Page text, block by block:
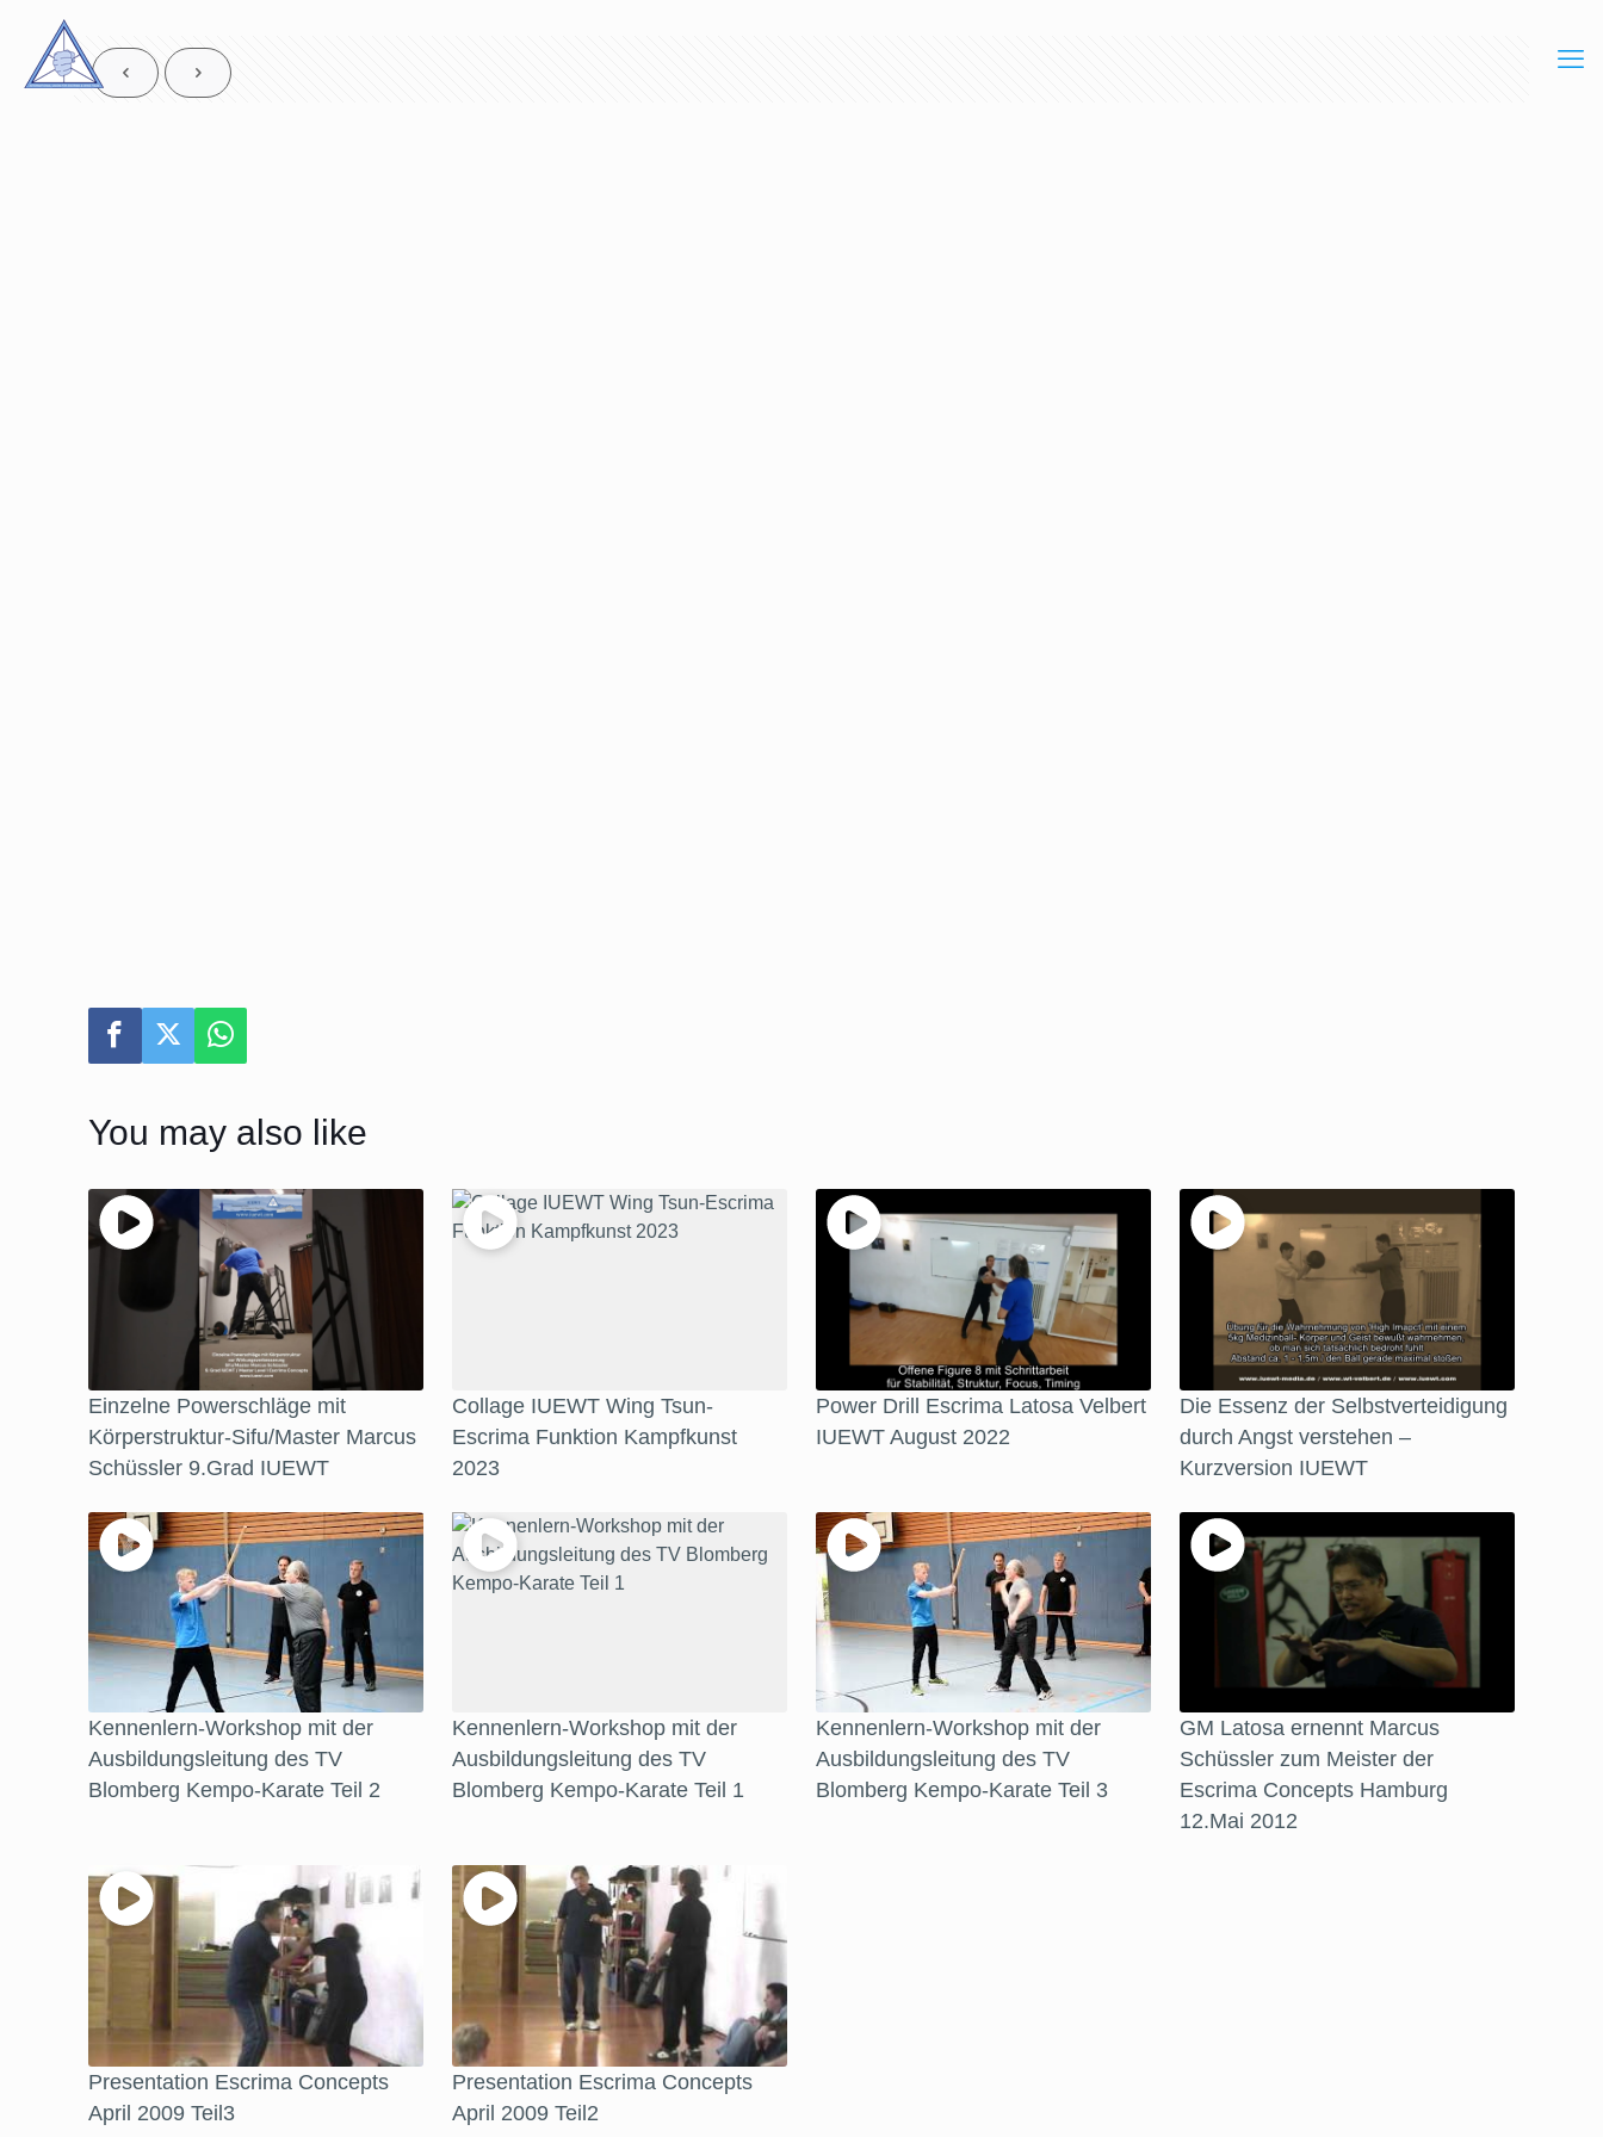
You may also like
Einzelne Powerschläge mit
Körperstruktur-Sifu/Master Marcus
Schüssler 9.Grad IUEWT
Collage IUEWT Wing Tsun-
Escrima Funktion Kampfkunst
2023
Power Drill Escrima Latosa Velbert
IUEWT August 2022
Die Essenz der Selbstverteidigung
durch Angst verstehen –
Kurzversion IUEWT
Kennenlern-Workshop mit der
Ausbildungsleitung des TV
Blomberg Kempo-Karate Teil 2
Kennenlern-Workshop mit der
Ausbildungsleitung des TV
Blomberg Kempo-Karate Teil 1
Kennenlern-Workshop mit der
Ausbildungsleitung des TV
Blomberg Kempo-Karate Teil 3
GM Latosa ernennt Marcus
Schüssler zum Meister der
Escrima Concepts Hamburg
12.Mai 2012
Presentation Escrima Concepts
April 2009 Teil3
Presentation Escrima Concepts
April 2009 Teil2